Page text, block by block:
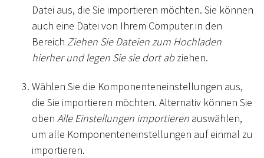
Datei aus, die Sie importieren möchten. Sie können
auch eine Datei von Ihrem Computer in den
Bereich Ziehen Sie Dateien zum Hochladen
hierher und legen Sie sie dort abziehen.
Wählen Sie die Komponenteneinstellungen aus,
die Sie importieren möchten. Alternativ können Sie
oben Alle Einstellungen importieren auswählen,
um alle Komponenteneinstellungen auf einmal zu
importieren.